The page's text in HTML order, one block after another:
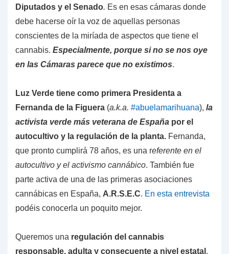
Diputados y el Senado. Es en esas cámaras donde
debe hacerse oír la voz de aquellas personas
conscientes de la miríada de aspectos que tiene el
cannabis. Especialmente, porque si no se nos oye
en las Cámaras parece que no existimos.
Luz Verde tiene como primera Presidenta a
Fernanda de la Figuera (a.k.a. #abuelamarihuana), la
activista verde más veterana de España por el
autocultivo y la regulación de la planta. Fernanda,
que pronto cumplirá 78 años, es una referente en el
autocultivo y el activismo cannábico. También fue
parte activa de una de las primeras asociaciones
cannábicas en España, A.R.S.E.C. En esta entrevista
podéis conocerla un poquito mejor.
Queremos una regulación del cannabis
responsable, adulta y consecuente a nivel estatal .